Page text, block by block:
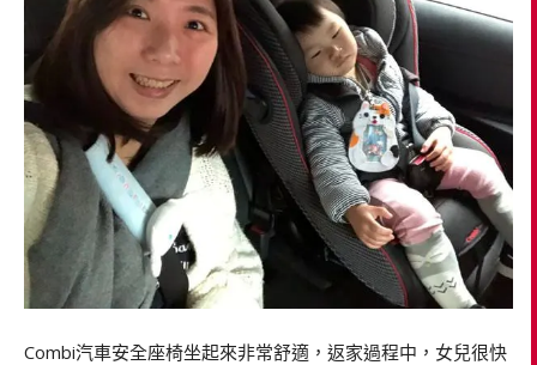
Combi汽車安全座椅坐起來非常舒適，返家過程中，女兒很快